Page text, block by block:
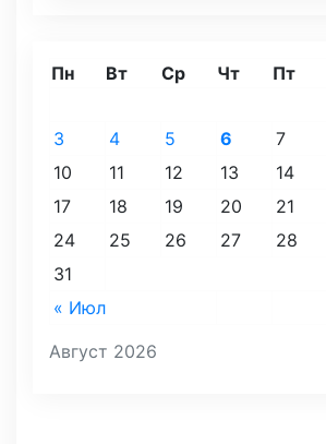
Август 2026
Пн Вт Ср Чт Пт
« Июл
3
4 5 6 7
10
11 12 13 14
17
18 19 20 21
24
25 26 27 28
31